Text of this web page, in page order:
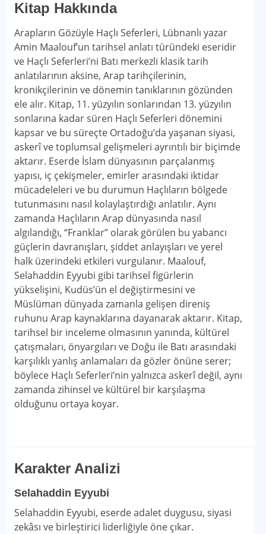
Kitap Hakkında
Arapların Gözüyle Haçlı Seferleri, Lübnanlı yazar
Amin Maalouf’un tarihsel anlatı türündeki eseridir
ve Haçlı Seferleri’ni Batı merkezli klasik tarih
anlatılarının aksine, Arap tarihçilerinin,
kronikçilerinin ve dönemin tanıklarının gözünden
ele alır. Kitap, 11. yüzyılın sonlarından 13. yüzyılın
sonlarına kadar süren Haçlı Seferleri dönemini
kapsar ve bu süreçte Ortadoğu’da yaşanan siyasi,
askerî ve toplumsal gelişmeleri ayrıntılı bir biçimde
aktarır. Eserde İslam dünyasının parçalanmış
yapısı, iç çekişmeler, emirler arasındaki iktidar
mücadeleleri ve bu durumun Haçlıların bölgede
tutunmasını nasıl kolaylaştırdığı anlatılır. Aynı
zamanda Haçlıların Arap dünyasında nasıl
algılandığı, “Franklar” olarak görülen bu yabancı
güçlerin davranışları, şiddet anlayışları ve yerel
halk üzerindeki etkileri vurgulanır. Maalouf,
Selahaddin Eyyubi gibi tarihsel figürlerin
yükselişini, Kudüs’ün el değiştirmesini ve
Müslüman dünyada zamanla gelişen direniş
ruhunu Arap kaynaklarına dayanarak aktarır. Kitap,
tarihsel bir inceleme olmasının yanında, kültürel
çatışmaları, önyargıları ve Doğu ile Batı arasındaki
karşılıklı yanlış anlamaları da gözler önüne serer;
böylece Haçlı Seferleri’nin yalnızca askerî değil, aynı
zamanda zihinsel ve kültürel bir karşılaşma
olduğunu ortaya koyar.
Karakter Analizi
Selahaddin Eyyubi
Selahaddin Eyyubi, eserde adalet duygusu, siyasi
zekâsı ve birleştirici liderliğiyle öne çıkar.